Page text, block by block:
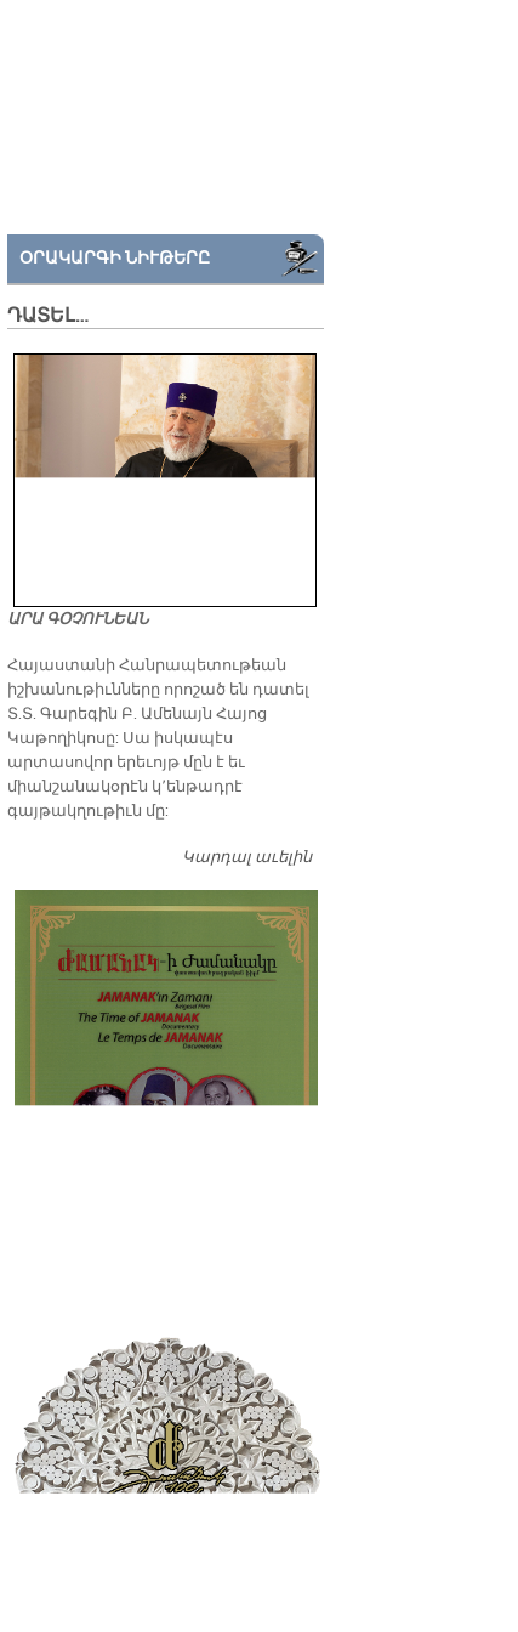
ՕՐԱԿԱՐԳԻ ՆԻՒԹԵՐԸ
ԴԱՏԵԼ…
ԱՐԱ ԳՕՉՈՒՆԵԱՆ
​Հայաստանի Հանրապետութեան
իշխանութիւնները որոշած են դատել
Տ.Տ. Գարեգին Բ. Ամենայն Հայոց
Կաթողիկոսը: Սա իսկապէս
արտասովոր երեւոյթ մըն է եւ
միանշանակօրէն կ՚ենթադրէ
գայթակղութիւն մը:
Կարդալ աւելինԴատել…